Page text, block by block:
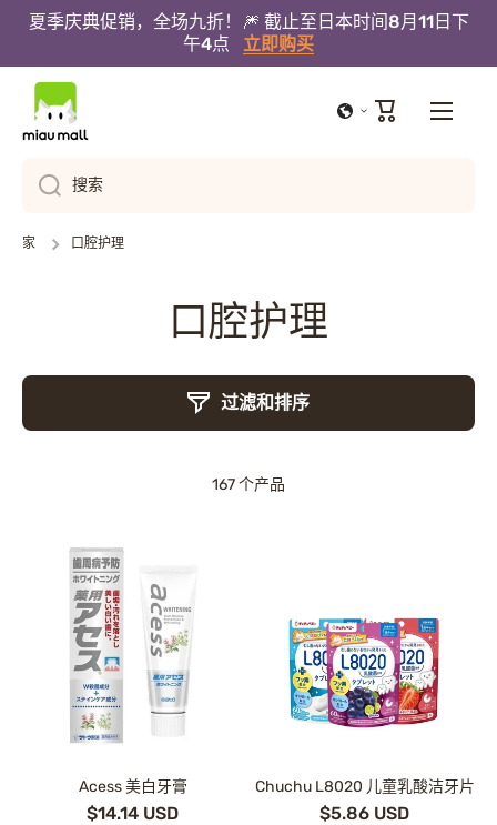
跳到内容
夏季庆典促销，全场九折！🎆 截止至日本时间8月11日下
午4点 立即购买
大
车
搜索
家 口腔护理
口腔护理
过滤和排序
167 个产品
Acess 美白牙膏
$14.14 USD
Chuchu L8020 儿童乳酸洁牙片
$5.86 USD